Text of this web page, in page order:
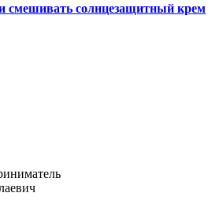
смешивать солнцезащитный крем